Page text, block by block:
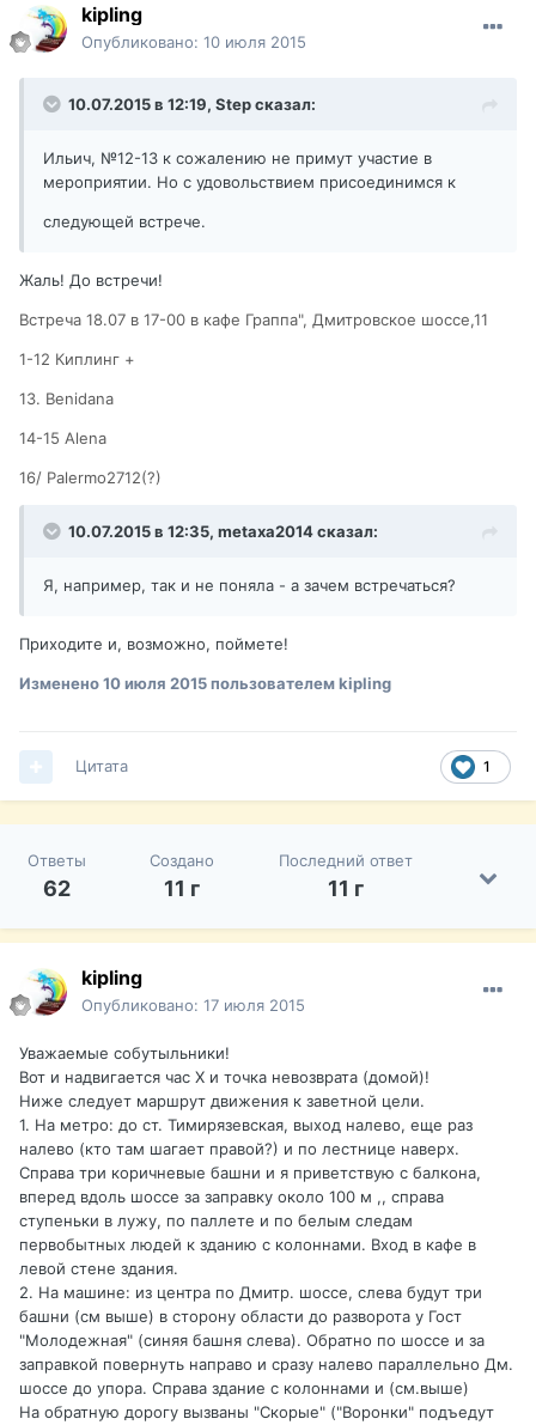
kipling
Опубликовано: 10 июля 2015
10.07.2015 в 12:19, Stepсказал:
Ильич, №12-13 к сожалению не примут участие в
мероприятии. Но с удовольствием присоединимся к
следующей встрече.
Жаль! До встречи!
Встреча 18.07 в 17-00 в кафе Граппа", Дмитровское шоссе,11
1-12 Киплинг +
13. Benidana
14-15 Alena
16/ Palermo2712(?)
10.07.2015 в 12:35, metaxa2014сказал:
Я, например, так и не поняла - а зачем встречаться?
Приходите и, возможно, поймете!
Изменено10 июля 2015пользователем kipling
1
Цитата
Ответы
62
Создано
11 г
Последний ответ
11 г
kipling
Опубликовано: 17 июля 2015
Уважаемые собутыльники!
Вот и надвигается час Х и точка невозврата (домой)!
Ниже следует маршрут движения к заветной цели.
1. На метро: до ст. Тимирязевская, выход налево, еще раз
налево (кто там шагает правой?) и по лестнице наверх.
Справа три коричневые башни и я приветствую с балкона,
вперед вдоль шоссе за заправку около 100 м ,, справа
ступеньки в лужу, по паллете и по белым следам
первобытных людей к зданию с колоннами. Вход в кафе в
левой стене здания.
2. На машине: из центра по Дмитр. шоссе, слева будут три
башни (см выше) в сторону области до разворота у Гост
"Молодежная" (синяя башня слева). Обратно по шоссе и за
заправкой повернуть направо и сразу налево параллельно Дм.
шоссе до упора. Справа здание с колоннами и (см.выше)
На обратную дорогу вызваны "Скорые" ("Воронки" подъедут